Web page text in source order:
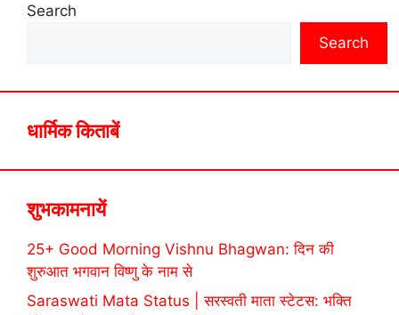
Search
Search
धार्मिक किताबें
शुभकामनायें
25+ Good Morning Vishnu Bhagwan: दिन की
शुरुआत भगवान विष्णु के नाम से
Saraswati Mata Status | सरस्वती माता स्टेटस: भक्ति